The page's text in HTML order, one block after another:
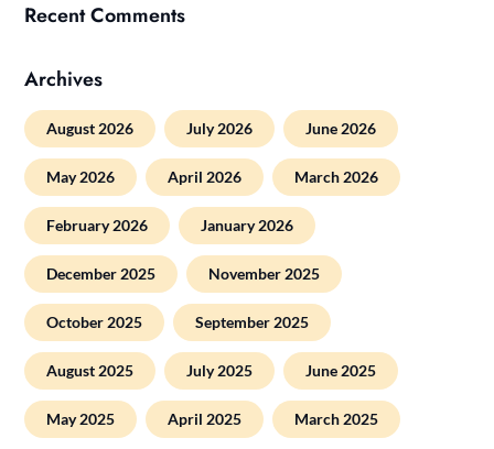
Recent Comments
Archives
August 2026 July 2026 June 2026
May 2026 April 2026 March 2026
February 2026 January 2026
December 2025 November 2025
October 2025 September 2025
August 2025 July 2025 June 2025
May 2025 April 2025 March 2025